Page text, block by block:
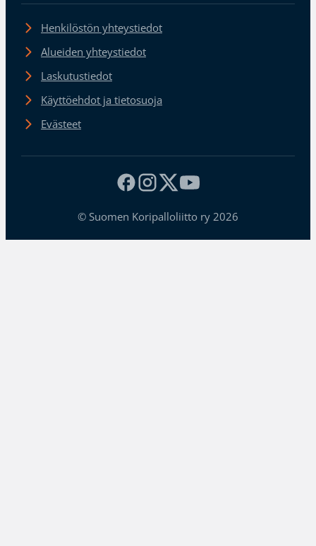
Henkilöstön yhteystiedot
Alueiden yhteystiedot
Laskutustiedot
Käyttöehdot ja tietosuoja
Evästeet
© Suomen Koripalloliitto ry 2026